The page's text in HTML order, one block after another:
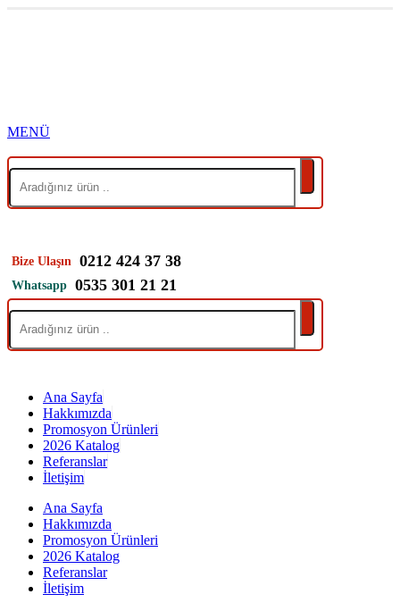
Bize Ulaşın 0212 424 37 38
Whatsapp 0535 301 21 21
Ana Sayfa
Hakkımızda
Promosyon Ürünleri
2026 Katalog
Referanslar
İletişim
Ana Sayfa
Hakkımızda
Promosyon Ürünleri
2026 Katalog
Referanslar
İletişim